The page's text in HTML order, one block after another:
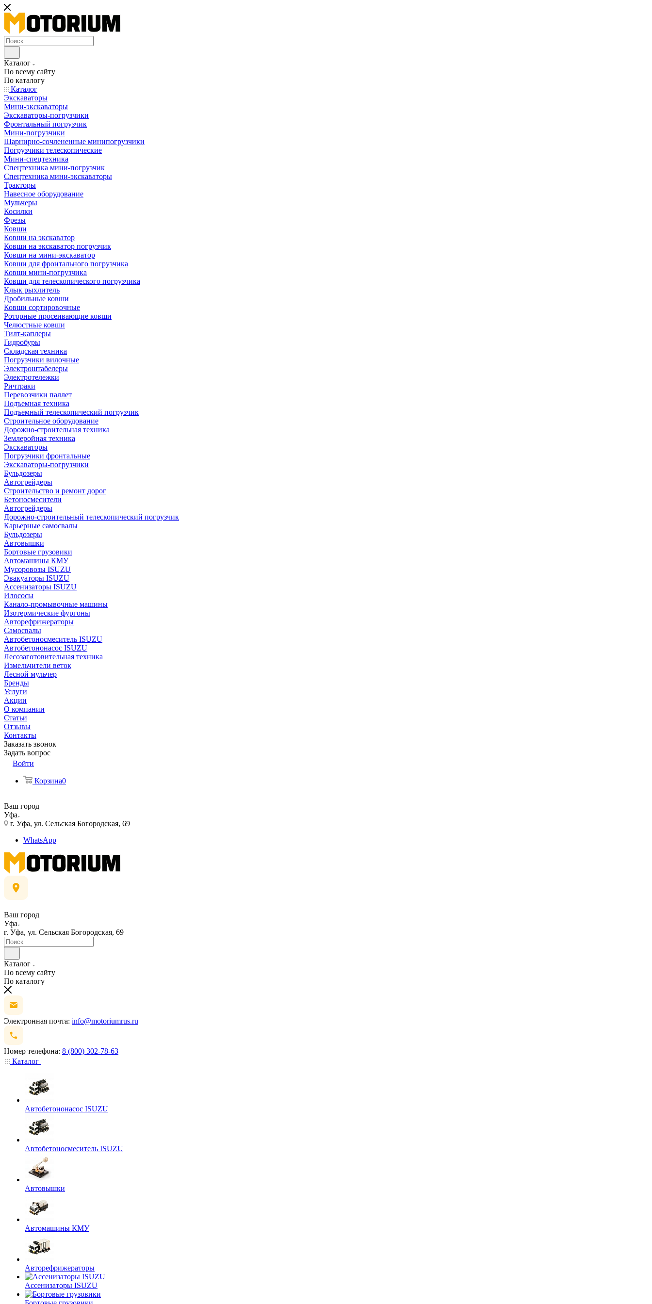
Каталог
По всему сайту
По каталогу
Каталог
Экскаваторы
Мини-экскаваторы
Экскаваторы-погрузчики
Фронтальный погрузчик
Мини-погрузчики
Шарнирно-сочлененные минипогрузчики
Погрузчики телескопические
Мини-спецтехника
Спецтехника мини-погрузчик
Спецтехника мини-экскаваторы
Тракторы
Навесное оборудование
Мульчеры
Косилки
Фрезы
Ковши
Ковши на экскаватор
Ковши на экскаватор погрузчик
Ковши на мини-экскаватор
Ковши для фронтального погрузчика
Ковши мини-погрузчика
Ковши для телескопического погрузчика
Клык рыхлитель
Дробильные ковши
Ковши сортировочные
Роторные просеивающие ковши
Челюстные ковши
Тилт-каплеры
Гидробуры
Складская техника
Погрузчики вилочные
Электроштабелеры
Электротележки
Ричтраки
Перевозчики паллет
Подъемная техника
Подъемный телескопический погрузчик
Строительное оборудование
Дорожно-строительная техника
Землеройная техника
Экскаваторы
Погрузчики фронтальные
Экскаваторы-погрузчики
Бульдозеры
Автогрейдеры
Строительство и ремонт дорог
Бетоносмесители
Автогрейдеры
Дорожно-строительный телескопический погрузчик
Карьерные самосвалы
Бульдозеры
Автовышки
Бортовые грузовики
Автомашины КМУ
Мусоровозы ISUZU
Эвакуаторы ISUZU
Ассенизаторы ISUZU
Илососы
Канало-промывочные машины
Изотермические фургоны
Авторефрижераторы
Самосвалы
Автобетоносмеситель ISUZU
Автобетононасос ISUZU
Лесозаготовительная техника
Измельчители веток
Лесной мульчер
Бренды
Услуги
Акции
О компании
Статьи
Отзывы
Контакты
Заказать звонок
Задать вопрос
Войти
Корзина0
Ваш город
Уфа
г. Уфа, ул. Сельская Богородская, 69
WhatsApp
Ваш город
Уфа
г. Уфа, ул. Сельская Богородская, 69
Каталог
По всему сайту
По каталогу
Электронная почта: info@motoriumrus.ru
Номер телефона: 8 (800) 302-78-63
Каталог
Автобетононасос ISUZU
Автобетоносмеситель ISUZU
Автовышки
Автомашины КМУ
Авторефрижераторы
Ассенизаторы ISUZU